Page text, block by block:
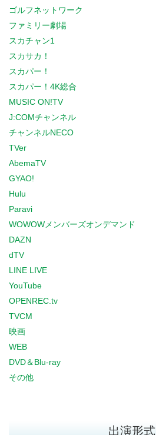
ゴルフネットワーク
ファミリー劇場
スカチャン1
スカサカ！
スカパー！
スカパー！4K総合
MUSIC ON!TV
J:COMチャンネル
チャンネルNECO
TVer
AbemaTV
GYAO!
Hulu
Paravi
WOWOWメンバーズオンデマンド
DAZN
dTV
LINE LIVE
YouTube
OPENREC.tv
TVCM
映画
WEB
DVD＆Blu-ray
その他
出演形式